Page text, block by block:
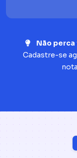
Não
Cadastre-se